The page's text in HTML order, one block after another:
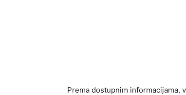
Prema dostupnim informacijama,